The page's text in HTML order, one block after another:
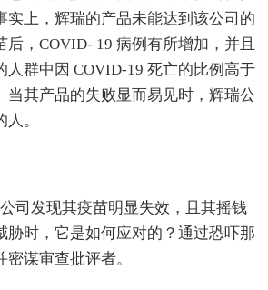
实上，辉瑞的产品未能达到该公司的
后，COVID- 19 病例有所增加，并且
人群中因 COVID-19 死亡的比例高于
当其产品的失败显而易见时，辉瑞公
。
司发现其疫苗明显失效，且其摇钱
胁时，它是如何应对的？通过恐吓那
谋审查批评者。